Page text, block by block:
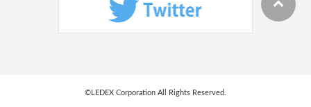
©LEDEX Corporation All Rights Reserved.